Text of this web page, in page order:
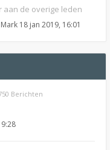
aan de overige leden
Mark 18 jan 2019, 16:01
Berichten